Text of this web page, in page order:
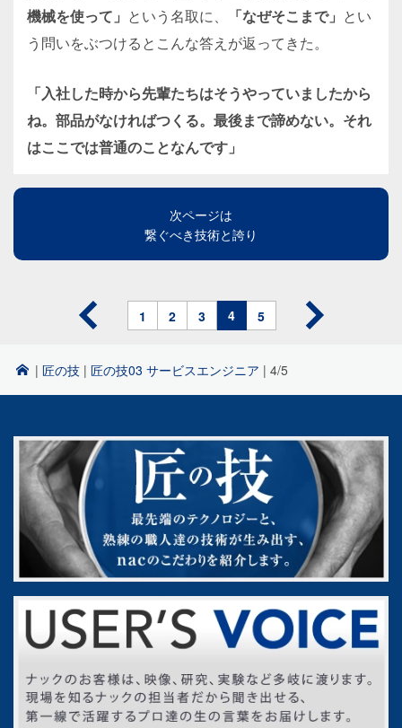
機械を使って」 という名取に、 「なぜそこまで」 とい
う問いをぶつけるとこんな答えが返ってきた。
「入社した時から先輩たちはそうやっていましたから
ね。部品がなければつくる。最後まで諦めない。それ
はここでは普通のことなんです」
次ページは
繋ぐべき技術と誇り
1 2 3 4 5
| 匠の技 | 匠の技03 サービスエンジニア | 4/5